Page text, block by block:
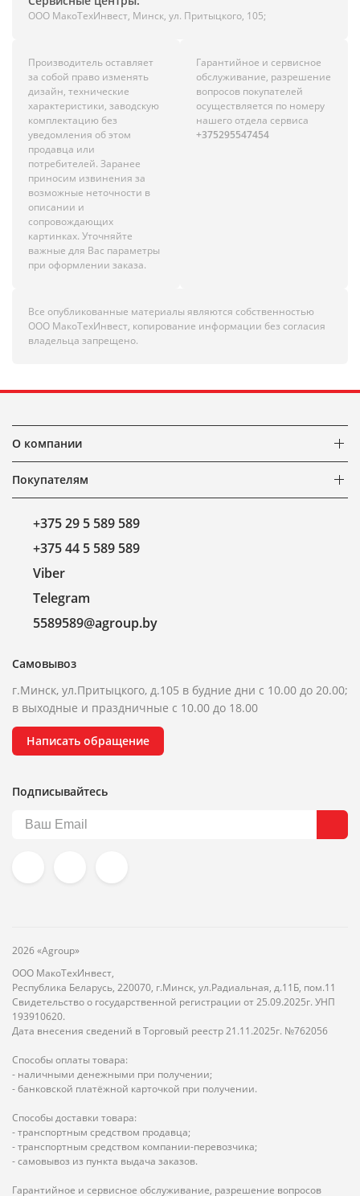
ООО МакоТехИнвест, Минск, ул. Притыцкого, 105;
Производитель оставляет
за собой право изменять
дизайн, технические
характеристики, заводскую
комплектацию без
уведомления об этом
продавца или
потребителей. Заранее
приносим извинения за
возможные неточности в
описании и
сопровождающих
картинках. Уточняйте
важные для Вас параметры
при оформлении заказа.
Гарантийное и сервисное
обслуживание, разрешение
вопросов покупателей
осуществляется по номеру
нашего отдела сервиса
+375295547454
Все опубликованные материалы являются собственностью
ООО МакоТехИнвест, копирование информации без согласия
владельца запрещено.
О компании
Покупателям
+375 29 5 589 589
+375 44 5 589 589
Viber
Telegram
5589589@agroup.by
Самовывоз
г.Минск, ул.Притыцкого, д.105 в будние дни с 10.00 до 20.00;
в выходные и праздничные с 10.00 до 18.00
Написать обращение
Подписывайтесь
2026 «Agroup»
ООО МакоТехИнвест,
Республика Беларусь, 220070, г.Минск, ул.Радиальная, д.11Б, пом.11
Свидетельство о государственной регистрации от 25.09.2025г. УНП
193910620.
Дата внесения сведений в Торговый реестр 21.11.2025г. №762056
Способы оплаты товара:
- наличными денежными при получении;
- банковской платёжной карточкой при получении.
Способы доставки товара:
- транспортным средством продавца;
- транспортным средством компании-перевозчика;
- самовывоз из пункта выдача заказов.
Гарантийное и сервисное обслуживание, разрешение вопросов